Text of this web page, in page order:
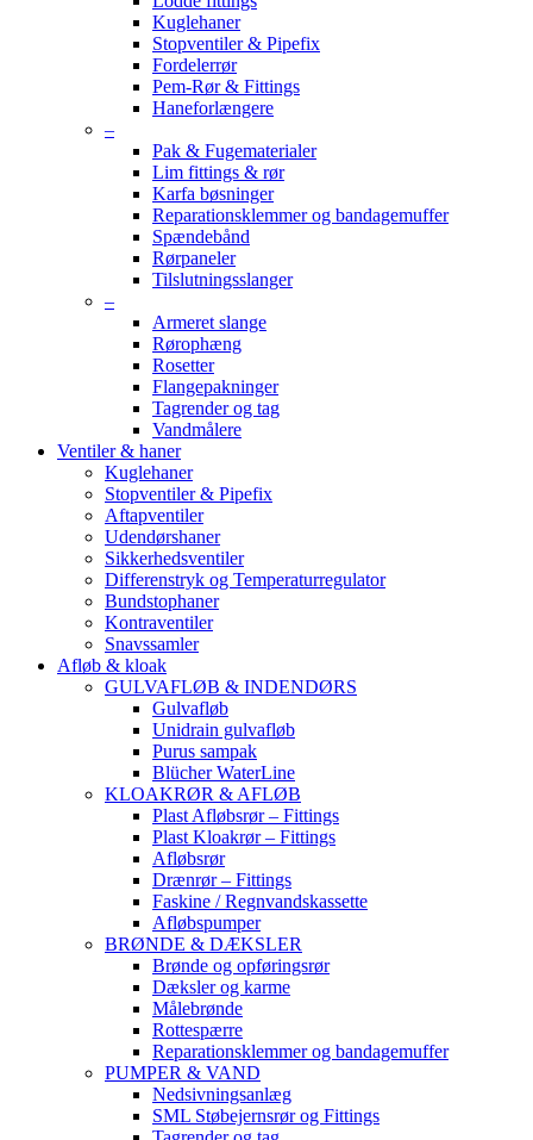
Kuglehaner
Stopventiler & Pipefix
Fordelerrør
Pem-Rør & Fittings
Haneforlængere
–
Pak & Fugematerialer
Lim fittings & rør
Karfa bøsninger
Reparationsklemmer og bandagemuffer
Spændebånd
Rørpaneler
Tilslutningsslanger
–
Armeret slange
Rørophæng
Rosetter
Flangepakninger
Tagrender og tag
Vandmålere
Ventiler & haner
Kuglehaner
Stopventiler & Pipefix
Aftapventiler
Udendørshaner
Sikkerhedsventiler
Differenstryk og Temperaturregulator
Bundstophaner
Kontraventiler
Snavssamler
Afløb & kloak
GULVAFLØB & INDENDØRS
Gulvafløb
Unidrain gulvafløb
Purus sampak
Blücher WaterLine
KLOAKRØR & AFLØB
Plast Afløbsrør – Fittings
Plast Kloakrør – Fittings
Afløbsrør
Drænrør – Fittings
Faskine / Regnvandskassette
Afløbspumper
BRØNDE & DÆKSLER
Brønde og opføringsrør
Dæksler og karme
Målebrønde
Rottespærre
Reparationsklemmer og bandagemuffer
PUMPER & VAND
Nedsivningsanlæg
SML Støbejernsrør og Fittings